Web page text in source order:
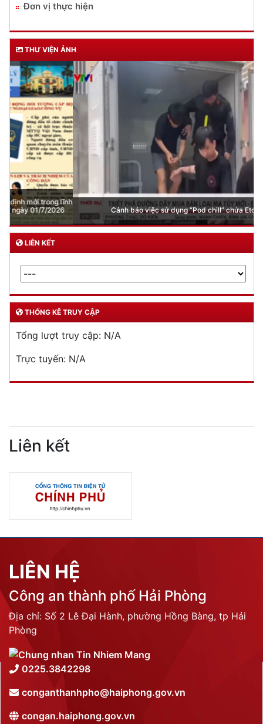
Đơn vị thực hiện
THƯ VIỆN ẢNH
Cảnh báo việc sử dụng “Pod chill” chứa Etomidate
LIÊN KẾT
THỐNG KÊ TRUY CẬP
Tổng lượt truy cập: N/A
Trực tuyến: N/A
Liên kết
LIÊN HỆ
Công an thành phố Hải Phòng
Địa chỉ: Số 2 Lê Đại Hành, phường Hồng Bàng, tp Hải
Phòng
0225.3842298
conganthanhpho@haiphong.gov.vn
congan.haiphong.gov.vn